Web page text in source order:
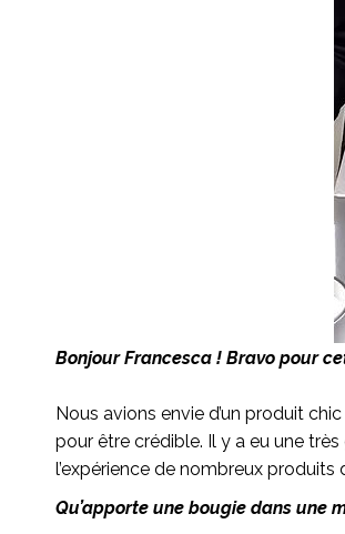
Bonjour Francesca ! Bravo pour
Nous avions envie d’un produit
pour être crédible. Il y a eu une
l’expérience de nombreux
Qu’apporte une bougie dans une